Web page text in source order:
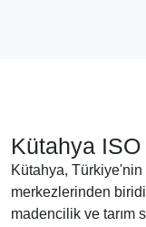
Kütahya
Kütahya,
merkezlerinden
madencilik ve tarım